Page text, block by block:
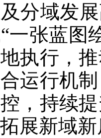
分域发
一张蓝图
执行，
运行机
，持续
展新域